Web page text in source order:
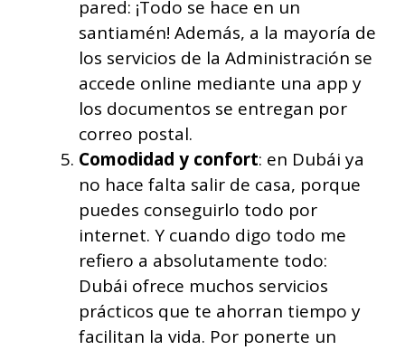
pared: ¡Todo se hace en un
santiamén! Además, a la mayoría de
los servicios de la Administración se
accede online mediante una app y
los documentos se entregan por
correo postal.
Comodidad y confort: en Dubái ya
no hace falta salir de casa, porque
puedes conseguirlo todo por
internet. Y cuando digo todo me
refiero a absolutamente todo:
Dubái ofrece muchos servicios
prácticos que te ahorran tiempo y
facilitan la vida. Por ponerte un